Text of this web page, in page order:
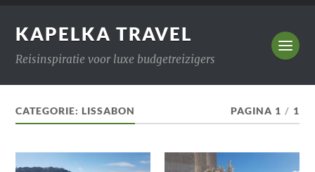
KAPELKA TRAVEL
Reisinspiratie voor luxe budgetreizigers
CATEGORIE:LISSABON PAGINA 1 / 1